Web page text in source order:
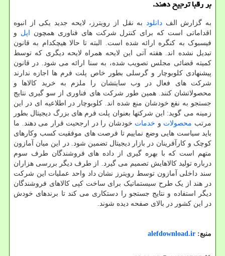
بر رقبا ترجیح دهند.
به گزارش الف دانلود
به نقل از رویترز، لایحه جدید یکی از انبوه
اقداماتی است که برای کنترل شرکت های فناوری همچون اپل و
فیسبوک به کنگره ارائه شده است. البته تا حالا هیچکدام به قانون
تبدیل نشده اند. هفته آتی این لایحه همراه لایحه دیگری که توسط
کمیته قضائی مجلس تصویب شده، به سنا ارائه می شود. در قانون
پیشنهادی کلوبوچار و گرسلی بطور خاص پلت فرم ها اجازه ندارند
شرکت های فعال در وب سایتشان را ملزم به خرید کالاها و
محصولاتشان کنند. همین طور شرکت های فناوری از سو گیری نتایج
جستجو به نفع خودشان منع شده اند. کلوبوچار در اطلاعیه ای در این
زمینه می گوید: این شرکتها بعنوان پلت فرم های بزرگ دیجیتال بطور
مرتب محصولات و خدمات خودشان را در ارجحیت قرار می دهند. ما
باید سیاست هایی وضع نماییم تا فرصت های موفقیت کسب وکارهای
کوچک و کارآفرینان در بازار دیجیتال تضمین شود. در این میان آمازون
متهم است که با بهره گیری از داده های فروشندگان طرف سوم
درباره تولید کالاهایش تصمیم می گیرد. از طرف دیگر بررسی هزاران
سند داخلی آمازون توسط رویترز نشان داد واحد عملیات این شرکت
در هند از یک طرح سیستماتیک برای ساخت کپی کالاهای فروشندگان
دیگر استفاده و نتایج جستجو را دستکاری می کند تا برندهای خودش
در این کشور در بالای صفحه دیده شوند.
منبع: alefdownload.ir